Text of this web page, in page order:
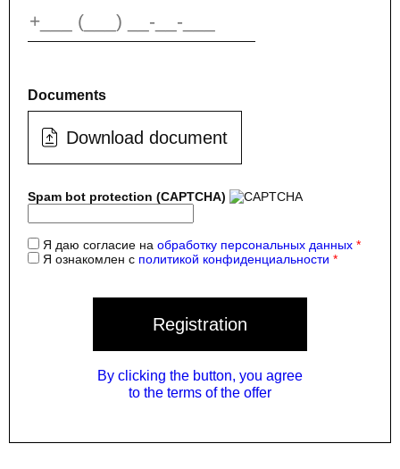
Documents
Download document
Spam bot protection (CAPTCHA)
Я даю согласие на обработку персональных данных
Я ознакомлен с политикой конфиденциальности
Registration
By clicking the button, you agree
to the terms of the offer